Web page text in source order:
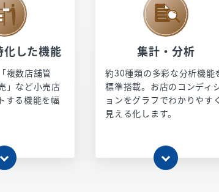
した機能
複数店舗管
」など小売店
する機能を幅
集計・分析
約30種類の多彩な分析機能
標準搭載。お店のコンディ
ョンをグラフでわかりやすく
見える化します。